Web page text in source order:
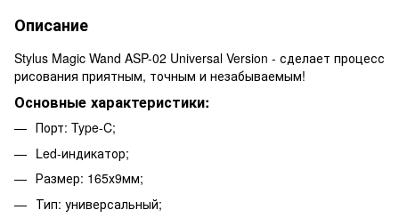
Описание
Stylus Magic Wand ASP-02 Universal Version - сделает процесс
рисования приятным, точным и незабываемым!
Основные характеристики:
Порт: Type-C;
Led-индикатор;
Размер: 165х9мм;
Тип: универсальный;